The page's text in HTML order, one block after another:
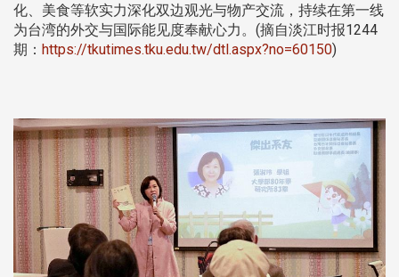
化、美食等软实力深化双边观光与物产交流，持续在第一线
为台湾的外交与国际能见度奉献心力。(摘自淡江时报1244
期： https://tkutimes.tku.edu.tw/dtl.aspx?no=60150)